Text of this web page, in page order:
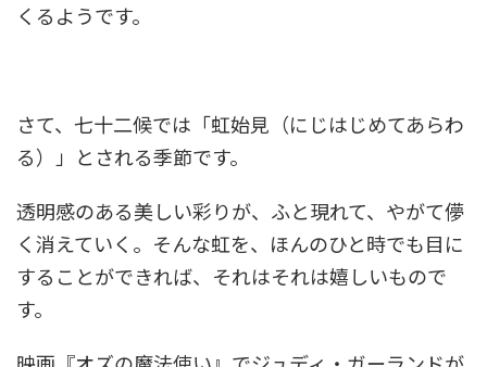
くるようです。
さて、七十二候では「虹始見（にじはじめてあらわ
る）」とされる季節です。
透明感のある美しい彩りが、ふと現れて、やがて儚
く消えていく。そんな虹を、ほんのひと時でも目に
することができれば、それはそれは嬉しいもので
す。